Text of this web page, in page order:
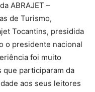
ABRAJET –
de Turismo,
Tocantins, presidida
o presidente nacional
foi muito
que participaram da
aos seus leitores